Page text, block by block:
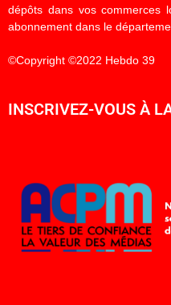
dépôts dans vos commerces
abonnement dans le
©Copyright ©2022 Hebdo 39
INSCRIVEZ-VOUS À